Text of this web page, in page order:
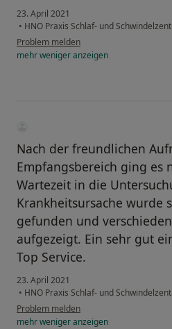
23. April 2021
• HNO Praxis Schlaf- und
Problem melden
mehrwenigeranzeigen
Nach der freundlichen
Empfangsbereich ging es
Wartezeit in die
Krankheitsursache wurde
gefunden und
aufgezeigt. Ein sehr gut
Top Service.
23. April 2021
• HNO Praxis Schlaf- und
Problem melden
mehrwenigeranzeigen